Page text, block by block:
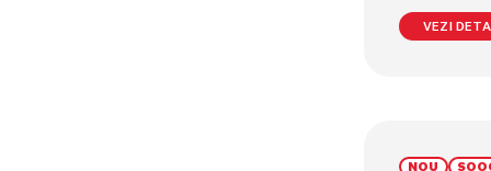
pahar (0.4L)
VEZI
NOU